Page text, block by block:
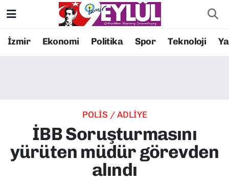
İzmir Ekonomi Politika Spor Teknoloji
POLİS / ADLİYE
İBB Soruşturmasını
yürüten müdür görevden
alındı
Resmi İlanlar
EKONOMİ
KÜLTÜR SANAT
Konak Nöbetçi Eczaneler
Süper Lig Puan Durumu ve Fikstür
Tüm Manşetler
Son Dakika Haberleri